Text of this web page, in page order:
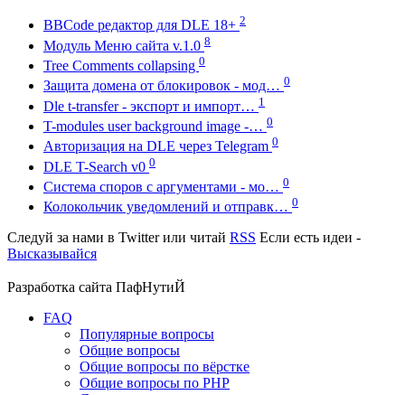
BBCode редактор для DLE 18+ 2
Модуль Меню сайта v.1.0 8
Tree Comments collapsing 0
Защита домена от блокировок - мод… 0
Dle t-transfer - экспорт и импорт… 1
T-modules user background image -… 0
Авторизация на DLE через Telegram 0
DLE T-Search v0 0
Система споров с аргументами - мо… 0
Колокольчик уведомлений и отправк… 0
Следуй за нами в Twitterили читай RSS Если есть идеи -
Высказывайся
Разработка сайта ПафНутиЙ
FAQ
Популярные вопросы
Общие вопросы
Общие вопросы по вёрстке
Общие вопросы по PHP